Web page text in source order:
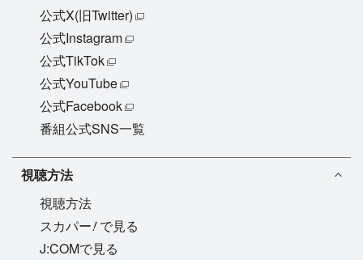
公式X(旧Twitter)
公式Instagram
公式TikTok
公式YouTube
公式Facebook
番組公式SNS一覧
視聴方法
視聴方法
スカパー!で見る
J:COMで見る